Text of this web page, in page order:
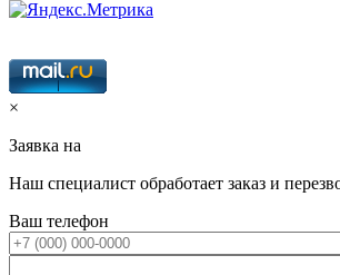
×
Заявка на
Наш специалист обработает заказ и
Ваш телефон